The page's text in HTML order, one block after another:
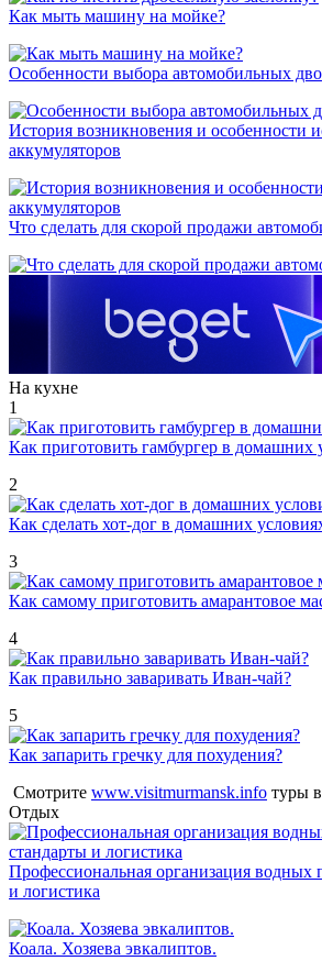
Как мыть машину на мойке?
Особенности выбора автомобильных
История возникновения и особенности
аккумуляторов
Что сделать для скорой продажи
На кухне
1
Как приготовить гамбургер в домашних
2
Как сделать хот-дог в домашних
3
Как самому приготовить амарантовое
4
Как правильно заваривать Иван-чай?
5
Как запарить гречку для похудения?
Смотрите www.visitmurmansk.info туры
Отдых
Профессиональная организация
и логистика
Коала. Хозяева эвкалиптов.